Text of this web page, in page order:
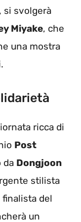
, si svolgerà
Miyake, che
una mostra
ricca di
Post
da Dongjoon
stilista
finalista del
un